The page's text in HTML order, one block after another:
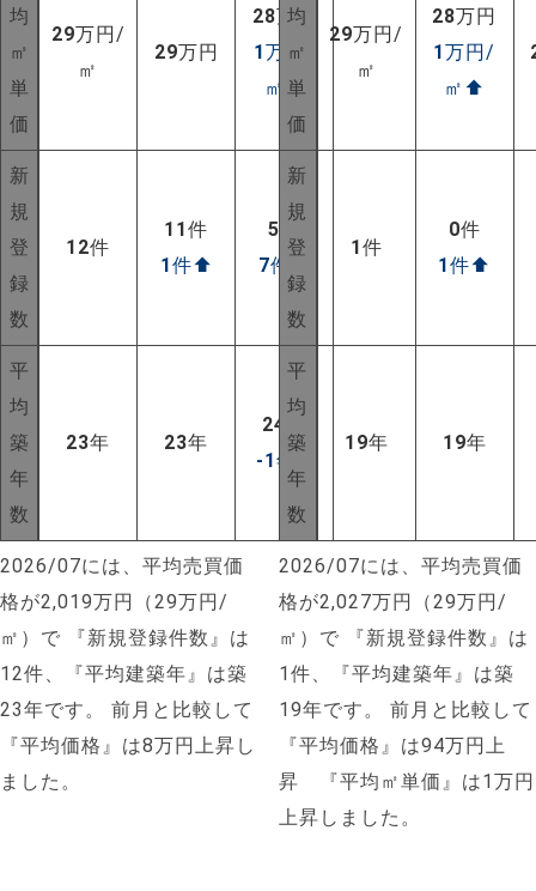
均
㎡
単
価
29万円/
㎡
29万円
28万円
1万円/
㎡ ⬆
新
規
登
録
数
12件
11件
1件⬆
5 件
7件
平
均
築
年
数
23年 23年
24
-1年
2026/07には、平均売買価
格が2,019万円（29万円/
㎡）で 『新規登録件数』は
12件、『平均建築年』は築
23年です。
前月と比較して
『平均価格』は8万円上昇し
ました。
均
㎡
単
価
29万円/
㎡
28万円
1万円/
㎡ ⬆
新
規
登
録
数
1件
0件
1件⬆
平
均
築
年
数
19年 19年
2026/07には、平均売買価
格が2,027万円（29万円/
㎡）で 『新規登録件数』は
1件、『平均建築年』は築
19年です。
前月と比較して
『平均価格』は94万円上
昇 『平均㎡単価』は1万円
上昇しました。